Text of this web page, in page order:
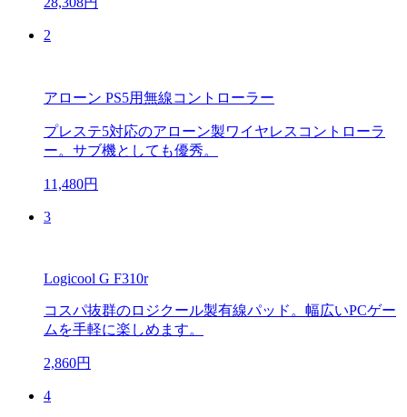
2
アローン PS5用無線コントローラー
プレステ5対応のアローン製ワイヤレスコントローラ
ー。サブ機としても優秀。
11,480円
3
Logicool G F310r
コスパ抜群のロジクール製有線パッド。幅広いPCゲー
ムを手軽に楽しめます。
2,860円
4